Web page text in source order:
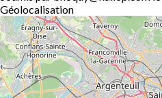
Géolocalisation